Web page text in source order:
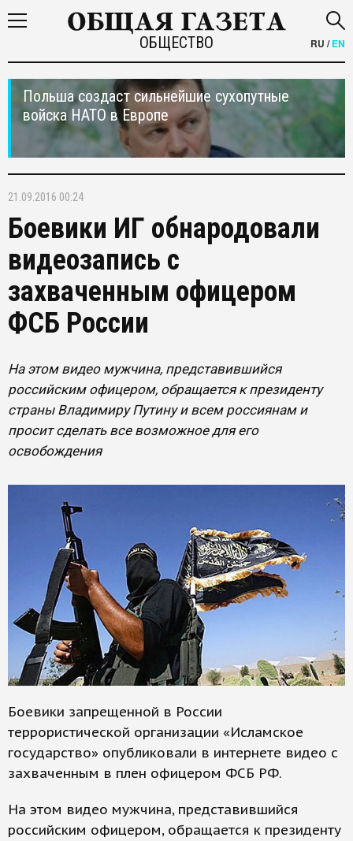
ОБЩЕСТВО RU /EN
Польша создаст сильнейшие сухопутные
войска НАТО в Европе
21.09.2016 00:24
Боевики ИГ обнародовали
видеозапись с
захваченным офицером
ФСБ России
На этом видео мужчина, представившийся
российским офицером, обращается к президенту
страны Владимиру Путину и всем россиянам и
просит сделать все возможное для его
освобождения
Боевики запрещенной в России
террористической организации «Исламское
государство» опубликовали в интернете видео с
захваченным в плен офицером ФСБ РФ.
На этом видео мужчина, представившийся
российским офицером, обращается к президенту